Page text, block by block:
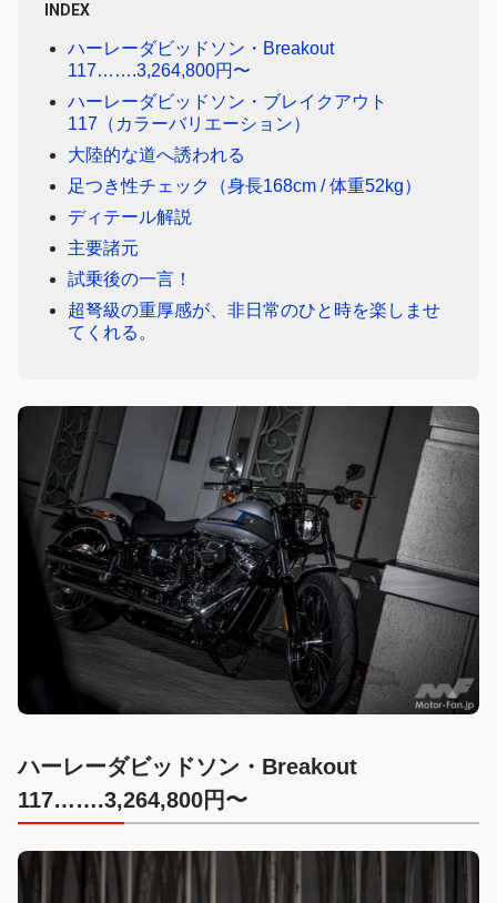
INDEX
ハーレーダビッドソン・Breakout
117…….3,264,800円〜
ハーレーダビッドソン・ブレイクアウト
117（カラーバリエーション）
大陸的な道へ誘われる
足つき性チェック（身長168cm / 体重52kg）
ディテール解説
主要諸元
試乗後の一言！
超弩級の重厚感が、非日常のひと時を楽しませ
てくれる。
ハーレーダビッドソン・Breakout
117…….3,264,800円〜